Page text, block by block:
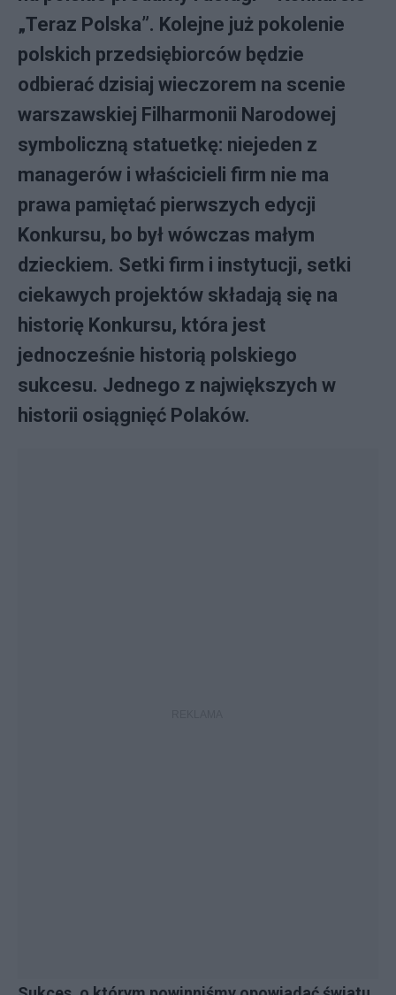
„Teraz Polska”. Kolejne już pokolenie
polskich przedsiębiorców będzie
odbierać dzisiaj wieczorem na scenie
warszawskiej Filharmonii Narodowej
symboliczną statuetkę: niejeden z
managerów i właścicieli firm nie ma
prawa pamiętać pierwszych edycji
Konkursu, bo był wówczas małym
dzieckiem. Setki firm i instytucji, setki
ciekawych projektów składają się na
historię Konkursu, która jest
jednocześnie historią polskiego
sukcesu. Jednego z największych w
historii osiągnięć Polaków.